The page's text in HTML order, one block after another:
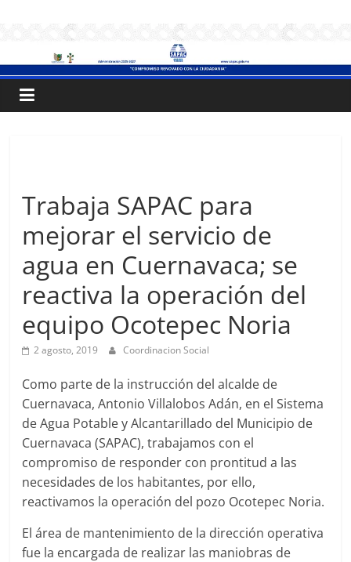
S
A
A
C
:.
Sistema
de
Agua
Alcantarillado
del
Municipio
de
Cuernavaca
Trabaja SAPAC para
mejorar el servicio de
agua en Cuernavaca; se
reactiva la operación del
equipo Ocotepec Noria
2 agosto, 2019 Coordinacion Social
Como parte de la instrucción del alcalde de
Cuernavaca, Antonio Villalobos Adán, en el Sistema
de Agua Potable y Alcantarillado del Municipio de
Cuernavaca (SAPAC), trabajamos con el
compromiso de responder con prontitud a las
necesidades de los habitantes, por ello,
reactivamos la operación del pozo Ocotepec Noria.
El área de mantenimiento de la dirección operativa
fue la encargada de realizar las maniobras de